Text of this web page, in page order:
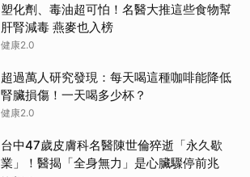
塑化劑、毒油超可怕！名醫大推這些食物幫
肝腎減毒 燕麥也入榜
健康2.0
超過萬人研究發現：每天喝這種咖啡能降低
腎臟損傷！一天喝多少杯？
健康2.0
台中47歲皮膚科名醫陳世倫猝逝「永久歇
業」！醫揭「全身無力」是心臟驟停前兆